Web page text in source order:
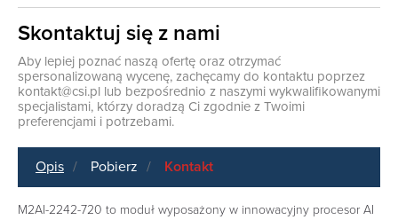
Skontaktuj się z nami
Aby lepiej poznać naszą ofertę oraz otrzymać
spersonalizowaną wycenę, zachęcamy do kontaktu poprzez
kontakt@csi.pl lub bezpośrednio z naszymi wykwalifikowanymi
specjalistami, którzy doradzą Ci zgodnie z Twoimi
preferencjami i potrzebami.
Opis Pobierz Kontakt
M2AI-2242-720 to moduł wyposażony w innowacyjny procesor AI